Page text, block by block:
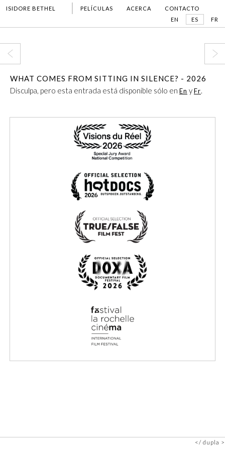
ISIDORE BETHEL PELÍCULAS ACERCA
CONTACTO
EN
ES FR
WHAT COMES FROM SITTING IN SILENCE? - 2026
Disculpa, pero esta entrada está disponible sólo en En yFr.
dupla